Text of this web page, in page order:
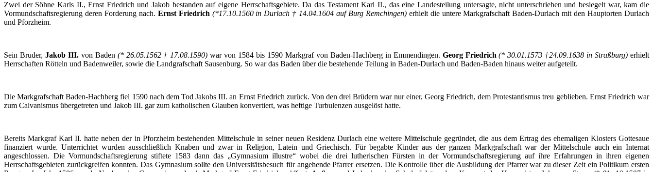
Zwei der Söhne Karls II., Ernst Friedrich und Jakob bestanden auf eigene Herrschaftsgebiete. Da das Testament Karl II., das eine Landesteilung untersagte, nicht unterschrieben und besiegelt war, kam die
Vormundschaftsregierung deren Forderung nach. Ernst Friedrich (*17.10.1560 in Durlach † 14.04.1604 auf Burg Remchingen)erhielt die untereMarkgrafschaftBaden-Durlach mit den HauptortenDurlach
und Pforzheim.
Sein Bruder, Jakob III.von Baden (* 26.05.1562 † 17.08.1590) war von 1584 bis 1590 Markgraf von Baden-Hachberg in Emmendingen. Georg Friedrich (* 30.01.1573 †24.09.1638 in Straßburg) erhielt
Herrschaften Rötteln und Badenweiler, sowie die Landgrafschaft Sausenburg. So war das Baden über die bestehende Teilung in Baden-Durlach und Baden-Baden hinaus weiter aufgeteilt.
Die Markgrafschaft Baden-Hachberg fiel 1590 nach dem Tod Jakobs III. an Ernst Friedrich zurück. Von den drei Brüdern war nur einer, Georg Friedrich, dem Protestantismus treu geblieben. Ernst Friedrich war
zum Calvanismus übergetreten und Jakob III. gar zum katholischen Glauben konvertiert, was heftige Turbulenzen ausgelöst hatte.
Bereits Markgraf Karl II. hatte neben der in Pforzheim bestehenden Mittelschule in seiner neuen ResidenzDurlach eine weitere Mittelschule gegründet, die aus dem Ertrag des ehemaligen Klosters Gottesaue
finanziert wurde. Unterrichtet wurden ausschließlich Knaben und zwar in Religion, Latein und Griechisch. Für begabte Kinder aus der ganzen Markgrafschaft war der Mittelschule auch ein Internat
angeschlossen. Die Vormundschaftsregierung stiftete 1583 dann das „Gymnasium illustre“ wobei die drei lutherischen Fürsten in der Vormundschaftsregierung auf ihre Erfahrungen in ihren eigenen
Herrschaftsgebieten zurückgreifen konnten. Das Gymnasium sollte den Universitätsbesuch für angehendePfarrer ersetzen. Die Kontrolle über die Ausbildung der Pfarrer war zu dieser Zeit ein Politikum ersten